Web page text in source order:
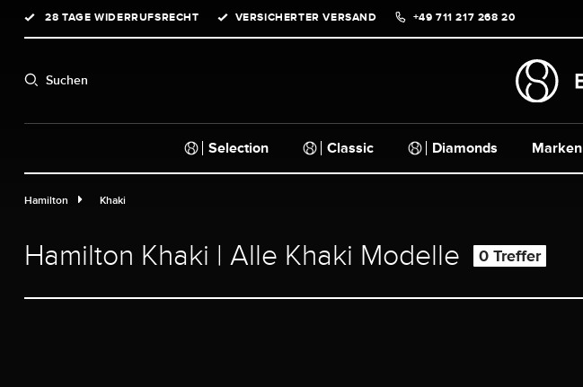
Zur Hauptnavigation springen
28 TAGE WIDERRUFSRECHT VERSICHERTER VERSAND +49 711 217 268 20
Suchen
Selection Classic Diamonds Marken
Hamilton Khaki
Hamilton Khaki | Alle Khaki Modelle 0 Treffer